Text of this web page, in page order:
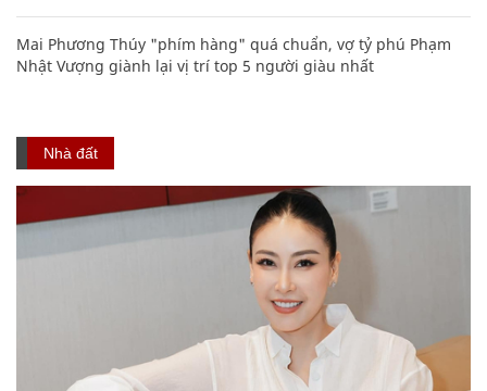
Mai Phương Thúy "phím hàng" quá chuẩn, vợ tỷ phú Phạm
Nhật Vượng giành lại vị trí top 5 người giàu nhất
Nhà đất